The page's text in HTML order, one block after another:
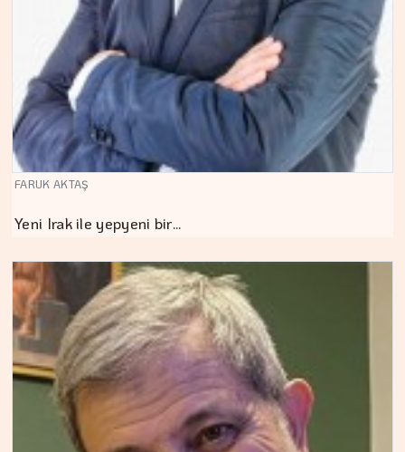
FARUK AKTAŞ
Yeni Irak ile yepyeni bir…